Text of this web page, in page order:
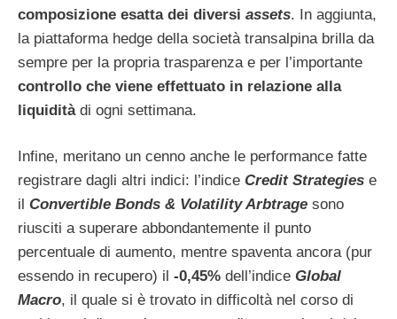
composizione esatta dei diversi assets. In aggiunta,
la piattaforma hedge della società transalpina brilla da
sempre per la propria trasparenza e per l’importante
controllo che viene effettuato in relazione alla
liquiditàdi ogni settimana.
Infine, meritano un cenno anche le performance fatte
registrare dagli altri indici: l’indice Credit Strategies e
il Convertible Bonds & Volatility Arbtrage sono
riusciti a superare abbondantemente il punto
percentuale di aumento, mentre spaventa ancora (pur
essendo in recupero) il -0,45% dell’indice Global
Macro, il quale si è trovato in difficoltà nel corso di